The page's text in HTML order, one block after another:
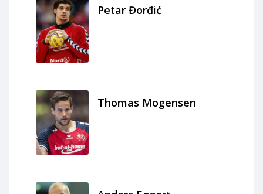
Petar Đorđić
Thomas Mogensen